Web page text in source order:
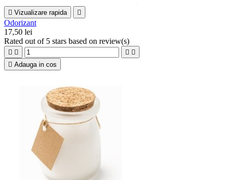
 Vizualizare rapida 
Odorizant
17,50 lei
Rated out of 5 stars based on review(s)
   
 Adauga in cos